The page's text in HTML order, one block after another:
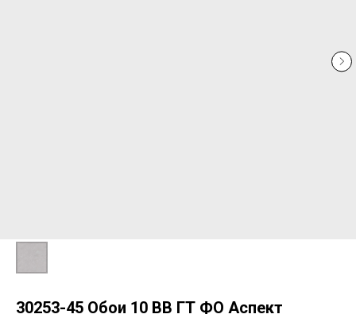
30253-45 Обои 10 ВВ ГТ ФО Аспект